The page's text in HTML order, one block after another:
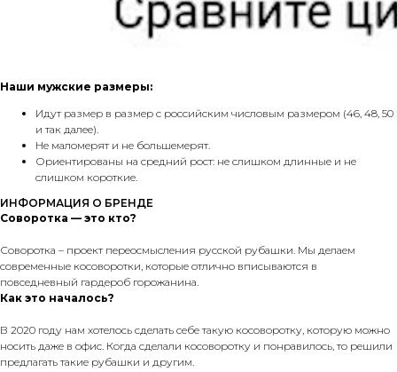
Наши мужские размеры:
Идут размер в размер с российским числовым размером (46, 48, 50
и так далее).
Не маломерят и не большемерят.
Ориентированы на средний рост: не слишком длинные и не
слишком короткие.
ИНФОРМАЦИЯ О БРЕНДЕ
Соворотка — это кто?
Соворотка – проект переосмысления русской рубашки. Мы делаем
современные косоворотки, которые отлично вписываются в
повседневный гардероб горожанина.
Как это началось?
В 2020 году нам хотелось сделать себе такую косоворотку, которую можно
носить даже в офис. Когда сделали косоворотку и понравилось, то решили
предлагать такие рубашки и другим.